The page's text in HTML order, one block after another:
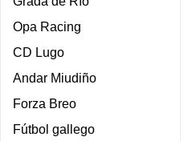
Opa Racing
CD Lugo
Andar Miudiño
Forza Breo
Fútbol gallego